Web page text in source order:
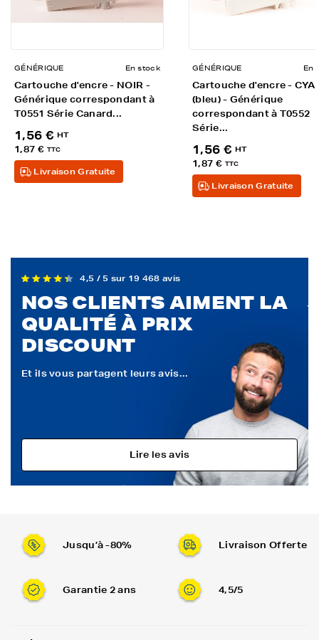
GÉNÉRIQUE En stock
Cartouche d'encre - NOIR -
Générique correspondant à
T0551 Série Canard...
1,56 € HT
1,87 € TTC
Livraison Gratuite
GÉNÉRIQUE En
Cartouche d'encre -
(bleu) - Générique
correspondant à T0552
Série...
1,56 € HT
1,87 € TTC
Livraison Gratuite
4,5 / 5 sur 19 468 avis
NOS CLIENTS AIMENT LA
QUALITÉ À PRIX
DISCOUNT
Et ils vous partagent leurs avis...
Lire les avis
Jusqu’à -80% Livraison Offerte
Garantie 2 ans 4,5/5